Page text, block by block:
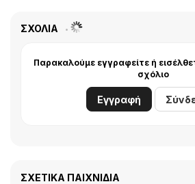
ΣΧΌΛΙΑ
Παρακαλούμε εγγραφείτε ή
σχόλιο
Εγγραφή
ΣΧΕΤΙΚΆ ΠΑΙΧΝΊΔΙΑ